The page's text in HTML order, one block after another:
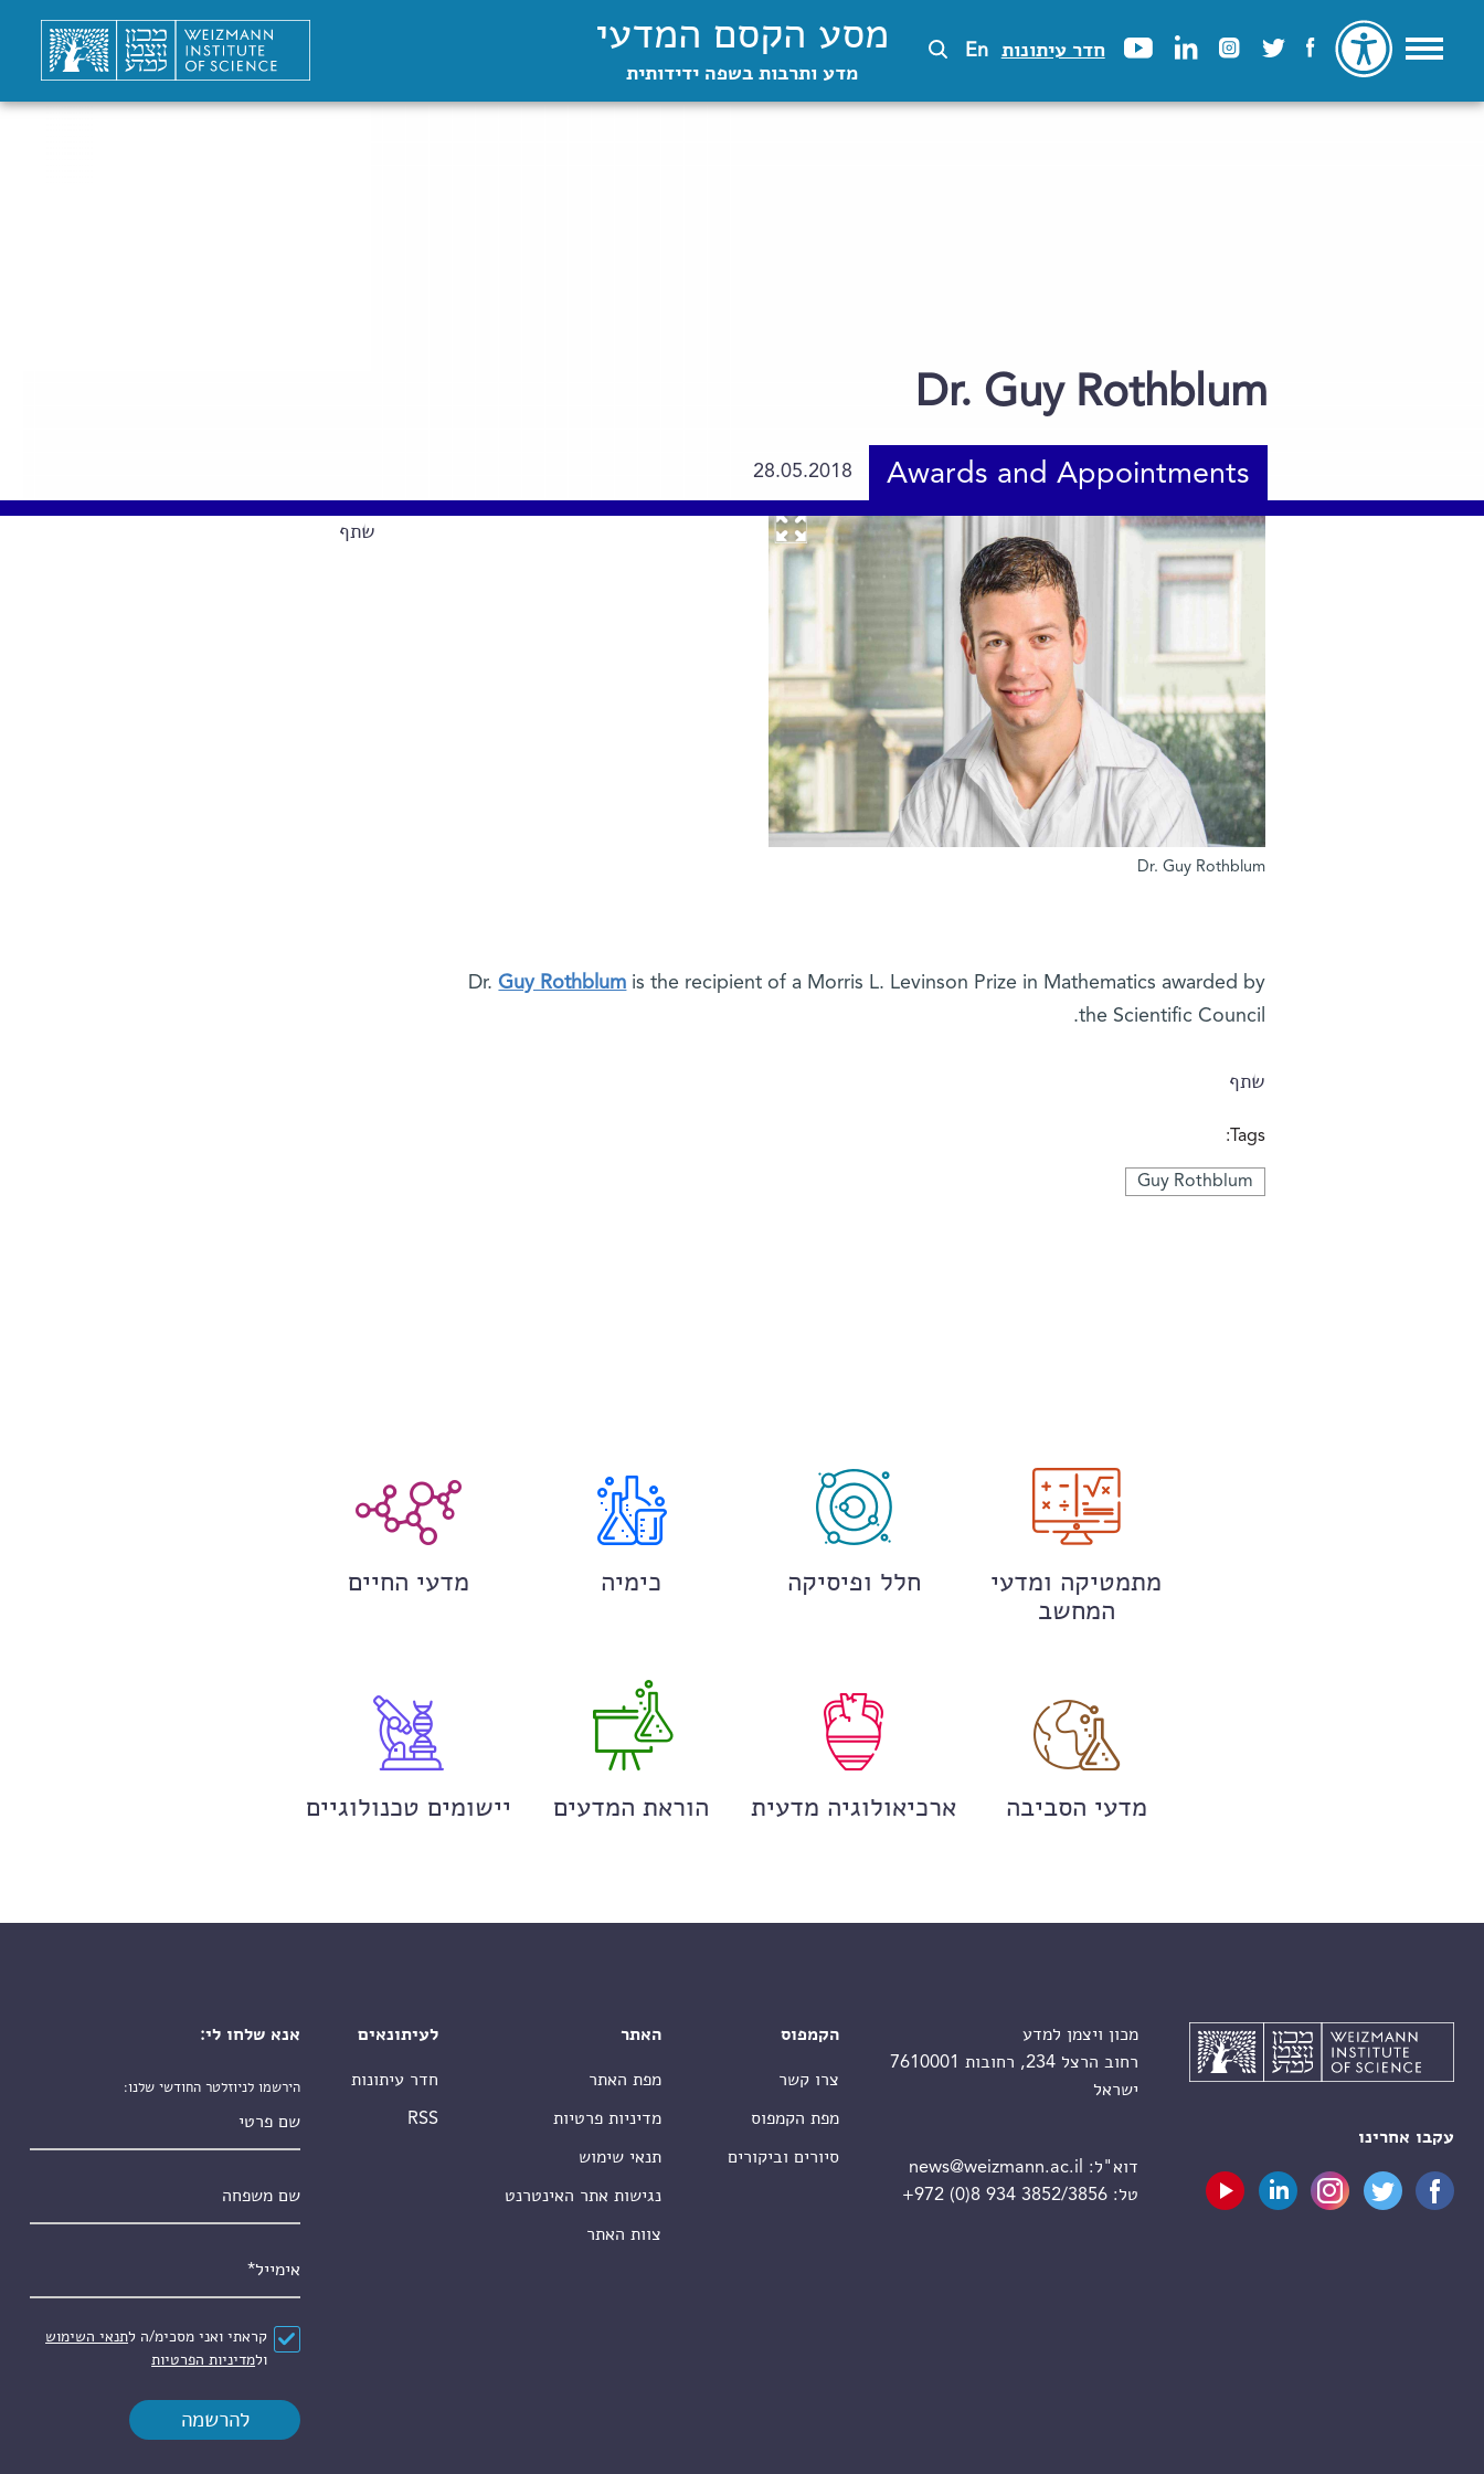
חדר עיתונות En מסע הקסם המדעי
מדע ותרבות בשפה ידידותית
Dr. Guy Rothblum
Awards and Appointments
28.05.2018
שתף
Dr. Guy Rothblum
Dr. Guy Rothblum is the recipient of a Morris L. Levinson Prize in Mathematics awarded by
the Scientific Council.
שתף
Tags:
Guy Rothblum
מתמטיקה ומדעי
המחשב
חלל ופיסיקה כימיה מדעי החיים
מדעי הסביבה ארכיאולוגיה מדעית הוראת המדעים יישומים טכנולוגיים
עקבו אחרינו
מכון ויצמן למדע
רחוב הרצל 234, רחובות 7610001
ישראל
דוא"ל: news@weizmann.ac.il
טל:+972 (0)8 934 3852/3856
הקמפוס
צרו קשר
מפת הקמפוס
סיורים וביקורים
האתר
מפת האתר
מדיניות פרטיות
תנאי שימוש
נגישות אתר האינטרנט
צוות האתר
לעיתונאים
חדר עיתונות
RSS
אנא שלחו לי:
הירשמו לניוזלטר החודשי שלנו:
הסכם*
קראתי ואני מסכימ/ה לתנאי השימוש
ולמדיניות הפרטיות